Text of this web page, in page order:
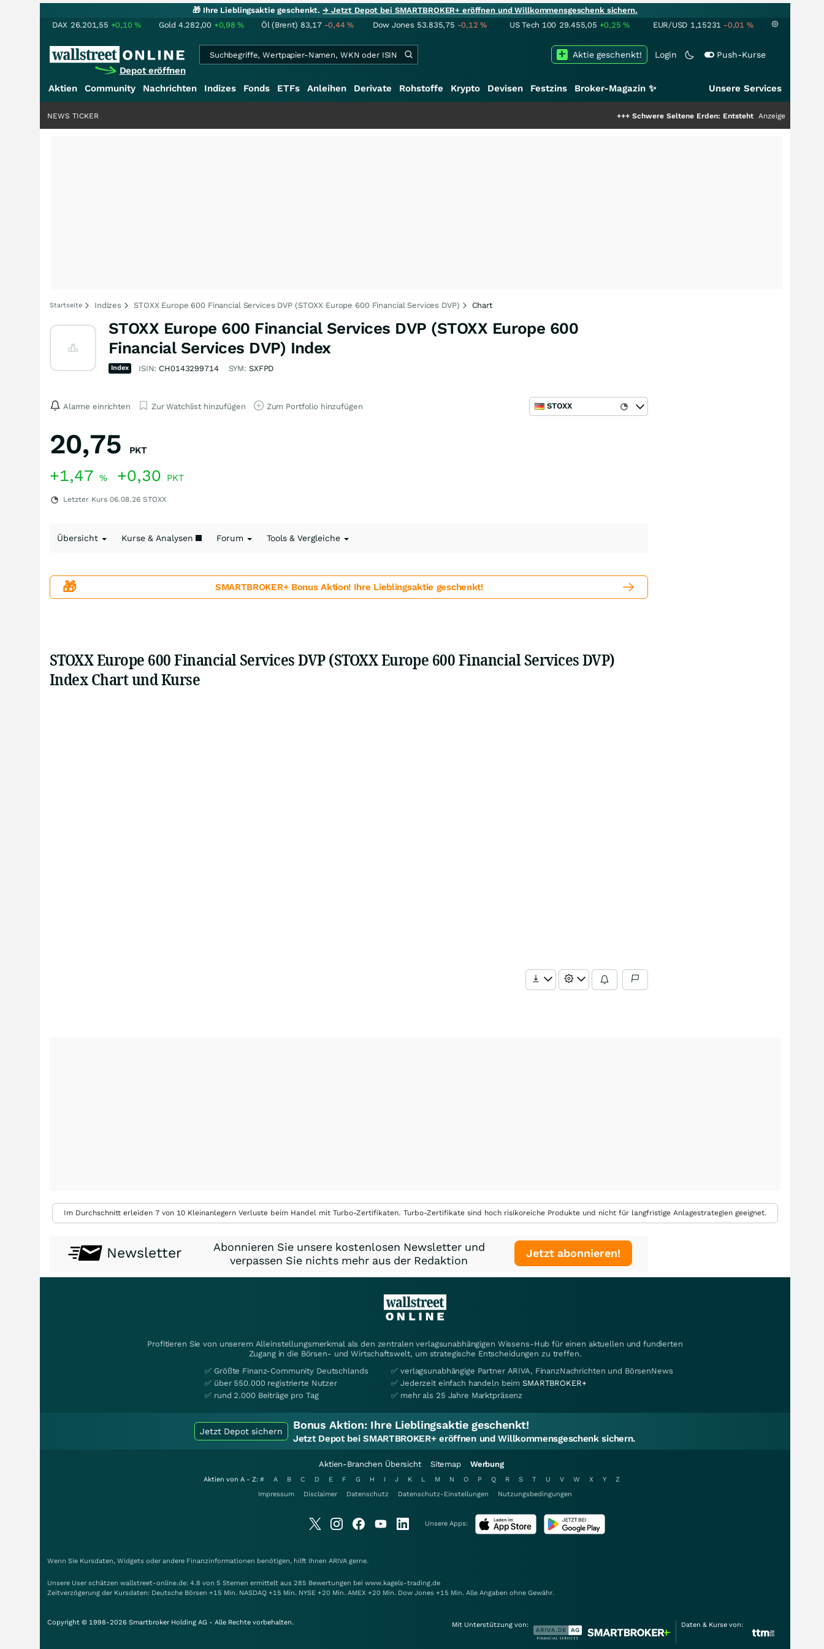
🎁 Ihre Lieblingsaktie geschenkt.→ Jetzt Depot bei SMARTBROKER+ eröffnen und Willkommensgeschenk sichern.
DAX 26.201,55 +0,10% Gold 4.282,00 +0,98% Öl (Brent) 83,17 -0,44% Dow Jones 53.835,75 -0,12% US Tech 100 29.455,05 +0,25% EUR/USD 1,15231 -0,01 %
Depot eröffnen
Login Push-Kurse
Aktie geschenkt!
Aktien Community Nachrichten Indizes Fonds ETFs Anleihen Derivate Rohstoffe Krypto Devisen Festzins Broker-Magazin ✨ Unsere Services
Schwere Seltene Erden: Entsteht hier die nächste
Anzeige
NEWS TICKER
Startseite Indizes STOXX Europe 600 Financial Services DVP (STOXX Europe 600 Financial Services DVP) Chart
STOXX Europe 600 Financial Services DVP (STOXX Europe 600
Financial Services DVP) Index
Index ISIN: CH0143299714 SYM: SXFPD
Alarme einrichten Zur Watchlist hinzufügen Zum Portfolio hinzufügen STOXX
20,75 PKT
+1,47 % +0,30 PKT
Letzter Kurs 06.08.26 STOXX
Übersicht Kurse & Analysen Forum Tools & Vergleiche
🎁 SMARTBROKER+ Bonus Aktion! Ihre Lieblingsaktie geschenkt!
STOXX Europe 600 Financial Services DVP (STOXX Europe 600 Financial Services DVP)
Index Chart und Kurse
Im Durchschnitt erleiden 7 von 10 Kleinanlegern Verluste beim Handel mit Turbo-Zertifikaten. Turbo-Zertifikate sind hoch risikoreiche Produkte und nicht für langfristige Anlagestrategien geeignet.
Newsletter
Abonnieren Sie unsere kostenlosen Newsletter und
verpassen Sie nichts mehr aus der Redaktion
Jetzt abonnieren!
Profitieren Sie von unserem Alleinstellungsmerkmal als den zentralen verlagsunabhängigen Wissens-Hub für einen aktuellen und fundierten
Zugang in die Börsen- und Wirtschaftswelt, um strategische Entscheidungen zu treffen.
✅ Größte Finanz-Community Deutschlands
✅ über 550.000 registrierte Nutzer
✅ rund 2.000 Beiträge pro Tag
✅ verlagsunabhängige Partner ARIVA, FinanzNachrichten und BörsenNews
✅ Jederzeit einfach handeln beimSMARTBROKER+
✅ mehr als 25 Jahre Marktpräsenz
Jetzt Depot sichern Bonus Aktion: Ihre Lieblingsaktie geschenkt!
Jetzt Depot bei SMARTBROKER+ eröffnen und Willkommensgeschenk sichern.
Aktien-Branchen Übersicht Sitemap Werbung
Aktien von A - Z: # A B C D E F G H I J K L M N O P Q R S T U V W X Y
Z
Impressum
Disclaimer Datenschutz Datenschutz-Einstellungen Nutzungsbedingungen
Unsere Apps:
Wenn Sie Kursdaten, Widgets oder andere Finanzinformationen benötigen, hilft Ihnen ARIVA gerne.
Unsere User schätzen wallstreet-online.de: 4.8 von 5 Sternen ermittelt aus 285 Bewertungen bei www.kagels-trading.de
Zeitverzögerung der Kursdaten: Deutsche Börsen +15 Min. NASDAQ +15 Min. NYSE +20 Min. AMEX +20 Min. Dow Jones +15 Min. Alle Angaben ohne Gewähr.
Copyright © 1998-2026 Smartbroker Holding AG - Alle Rechte vorbehalten. Mit Unterstützung von: Daten & Kurse von: